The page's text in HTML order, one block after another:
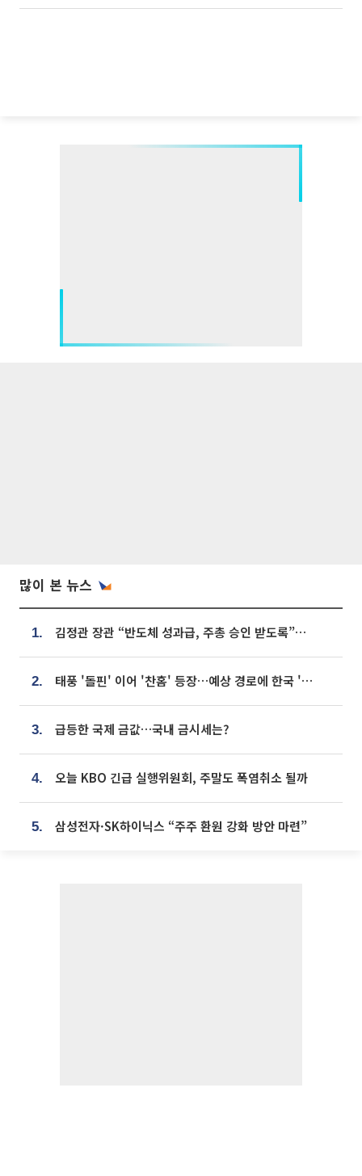
많이 본 뉴스
1. 김정관 장관 “반도체 성과급, 주총 승인 받도록”…상법·자본시장법 개정 시사
2. 태풍 '돌핀' 이어 '찬홈' 등장…예상 경로에 한국 '한숨'
3. 급등한 국제 금값…국내 금시세는?
4. 오늘 KBO 긴급 실행위원회, 주말도 폭염취소 될까
5. 삼성전자·SK하이닉스 “주주 환원 강화 방안 마련”